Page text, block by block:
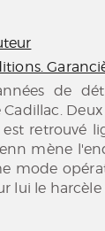
de
retrouvé
mène
mode
lui le